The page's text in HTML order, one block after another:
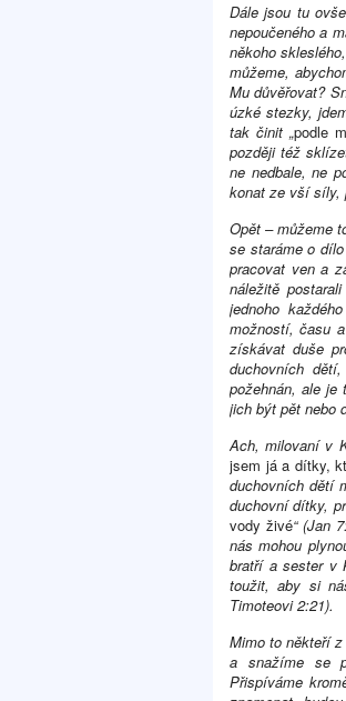
Dále jsou tu
nepoučeného a
někoho
můžeme,
Mu důvěřovat?
úzké stezky,
tak činit „podle
později též
ne nedbale, ne
konat ze vší síly,
Opět – můžeme
se staráme o
pracovat ven a
náležitě
jednoho
možností, času
získávat duše
duchovních
požehnán, ale
jich být pět nebo
Ach, milovaní v
jsem já a dítky,
duchovních dětí
duchovní dítky,
vody živé“ (Jan
nás mohou
bratří a sester v
toužit, aby si
Timoteovi 2:21).
Mimo to někteří
a snažíme se
Přispíváme